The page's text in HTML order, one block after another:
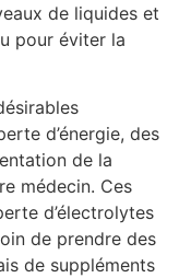
de liquides et
pour éviter la
d’énergie, des
de la
médecin. Ces
d’électrolytes
de prendre des
de suppléments